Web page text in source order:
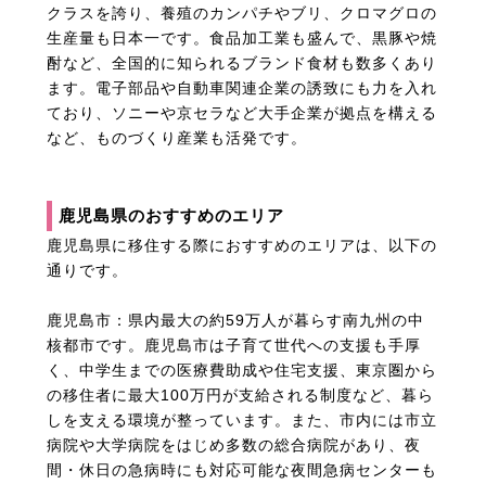
クラスを誇り、養殖のカンパチやブリ、クロマグロの
生産量も日本一です。食品加工業も盛んで、黒豚や焼
酎など、全国的に知られるブランド食材も数多くあり
ます。電子部品や自動車関連企業の誘致にも力を入れ
ており、ソニーや京セラなど大手企業が拠点を構える
など、ものづくり産業も活発です。
鹿児島県のおすすめのエリア
鹿児島県に移住する際におすすめのエリアは、以下の
通りです。
鹿児島市：県内最大の約59万人が暮らす南九州の中
核都市です。鹿児島市は子育て世代への支援も手厚
く、中学生までの医療費助成や住宅支援、東京圏から
の移住者に最大100万円が支給される制度など、暮ら
しを支える環境が整っています。また、市内には市立
病院や大学病院をはじめ多数の総合病院があり、夜
間・休日の急病時にも対応可能な夜間急病センターも